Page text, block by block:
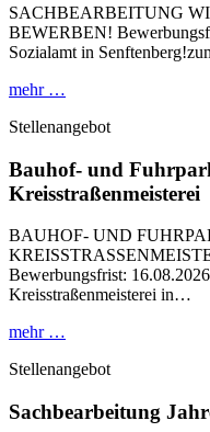
SACHBEARBEITUNG
BEWERBEN!
Sozialamt in
mehr …
Stellenangebot
Bauhof- und
Kreisstraßenmeisterei
BAUHOF- UND
Bewerbungsfrist:
Kreisstraßenmeisterei in…
mehr …
Stellenangebot
Sachbearbeitung